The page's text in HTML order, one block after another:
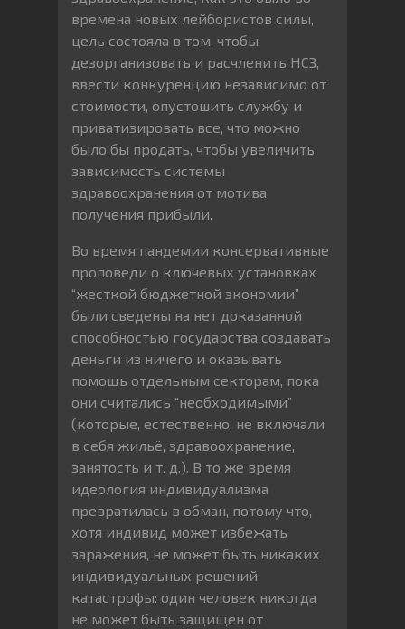
времена новых лейбористов силы,
цель состояла в том, чтобы
дезорганизовать и расчленить НСЗ,
ввести конкуренцию независимо от
стоимости, опустошить службу и
приватизировать все, что можно
было бы продать, чтобы увеличить
зависимость системы
здравоохранения от мотива
получения прибыли.
Во время пандемии консервативные
проповеди о ключевых установках
“жесткой бюджетной экономии”
были сведены на нет доказанной
способностью государства создавать
деньги из ничего и оказывать
помощь отдельным секторам, пока
они считались “необходимыми”
(которые, естественно, не включали
в себя жильё, здравоохранение,
занятость и т. д.). В то же время
идеология индивидуализма
превратилась в обман, потому что,
хотя индивид может избежать
заражения, не может быть никаких
индивидуальных решений
катастрофы: один человек никогда
не может быть защищен от